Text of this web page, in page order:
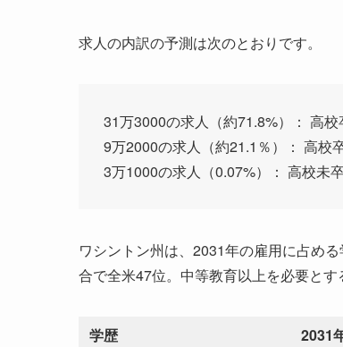
求人の内訳の予測は次のとおりです。
31万3000の求人（約71.8%）： 高
9万2000の求人（約21.1％）： 高校
3万1000の求人（0.07%）： 高校未
ワシントン州は、2031年の雇用に占め
合で全米47位。中等教育以上を必要とす
学歴 2031